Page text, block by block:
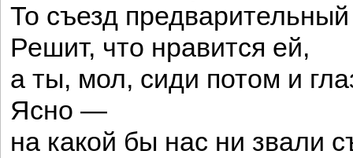
То съезд
Решит, что нравится ей,
а ты, мол, сиди потом и
Ясно —
на какой бы нас ни звали